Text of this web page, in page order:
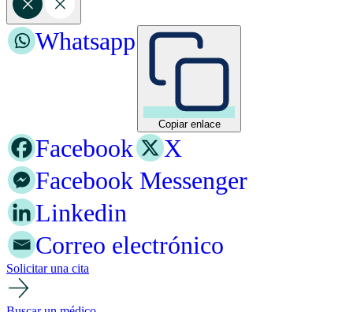
Copiar enlace
Whatsapp
Facebook
X
Facebook Messenger
Linkedin
Correo electrónico
Solicitar una cita